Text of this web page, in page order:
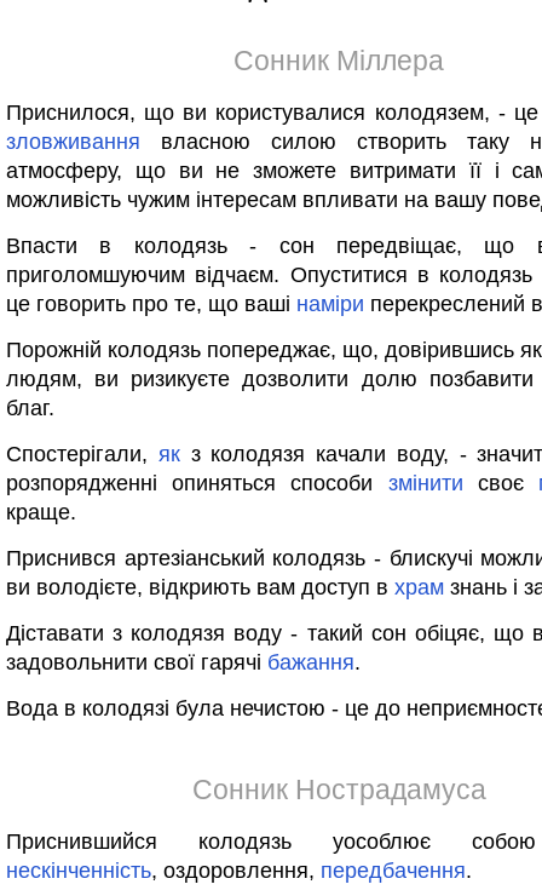
Сонник Міллера
Приснилося, що ви користувалися колодязем, -
зловживання власною силою створить таку
атмосферу, що ви не зможете витримати її і
можливість чужим інтересам впливати на вашу
Впасти в колодязь - сон передвіщає, що
приголомшуючим відчаєм. Опуститися в колодязь
це говорить про те, що ваші наміри перекреслений
Порожній колодязь попереджає, що, довірившись
людям, ви ризикуєте дозволити долю позбавити
благ.
Спостерігали, якз колодязя качали воду, -
розпорядженні опиняться способи змінити своє
краще.
Приснився артезіанський колодязь - блискучі
ви володієте, відкриють вам доступ в храм знань і
Діставати з колодязя воду - такий сон обіцяє, що
задовольнити свої гарячі бажання.
Вода в колодязі була нечистою - це до
Сонник Нострадамуса
Приснившийся колодязь уособлює собою
нескінченність, оздоровлення, передбачення.